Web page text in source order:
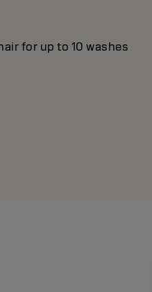
for up to 10 washes